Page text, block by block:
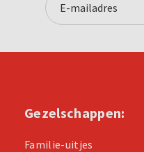
Gezelschappen:
Familie-uitjes